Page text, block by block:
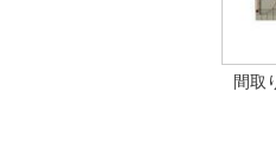
間取